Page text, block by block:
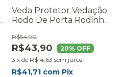
Veda Protetor Vedação
Rodo De Porta Rodinho
R$43,90
R$54,90
20% OFF
3 x de R$14,63 sem juros
R$41,71 com Pix